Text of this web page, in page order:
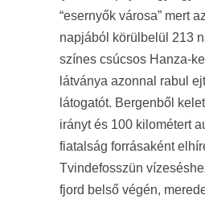
“esernyők városa” mert
napjából körülbelül 213
színes csúcsos Hanza-
látványa azonnal rabul
látogatót. Bergenből
irányt és 100 kilométert
fiatalság forrásaként
Tvindefosszün
fjord belső végén,